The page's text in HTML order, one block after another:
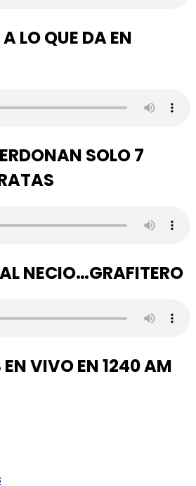
LO QUE DA EN
SOLO 7
NECIO…GRAFITERO
EN VIVO EN 1240 AM